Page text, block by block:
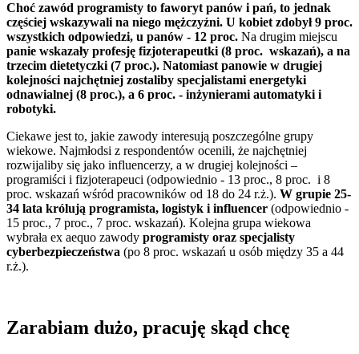
Choć zawód programisty to faworyt panów i pań, to jednak
częściej wskazywali na niego mężczyźni. U kobiet zdobył 9 proc.
wszystkich odpowiedzi, u panów - 12 proc. Na drugim miejscu
panie wskazały profesję fizjoterapeutki (8 proc. wskazań), a na
trzecim dietetyczki (7 proc.). Natomiast panowie w drugiej
kolejności najchętniej zostaliby specjalistami energetyki
odnawialnej (8 proc.), a 6 proc. - inżynierami automatyki i
robotyki.
Ciekawe jest to, jakie zawody interesują poszczególne grupy
wiekowe. Najmłodsi z respondentów ocenili, że najchętniej
rozwijaliby się jako influencerzy, a w drugiej kolejności –
programiści i fizjoterapeuci (odpowiednio - 13 proc., 8 proc. i 8
proc. wskazań wśród pracowników od 18 do 24 r.ż.). W grupie 25-
34 lata królują programista, logistyk i influencer (odpowiednio -
15 proc., 7 proc., 7 proc. wskazań). Kolejna grupa wiekowa
wybrała ex aequo zawody programisty oraz specjalisty
cyberbezpieczeństwa (po 8 proc. wskazań u osób między 35 a 44
r.ż.).
Zarabiam dużo, pracuję skąd chcę